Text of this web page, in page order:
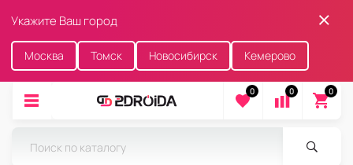
Укажите Ваш город
Москва Томск Новосибирск Кемерово
0 0 0